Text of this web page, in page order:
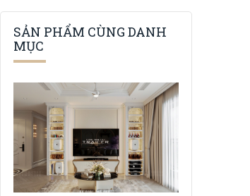
SẢN PHẨM CÙNG DANH
MỤC